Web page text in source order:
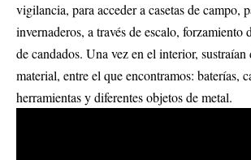
vigilancia, para acceder a casetas de campo,
invernaderos, a través de escalo, forzamiento
de candados. Una vez en el interior,
material, entre el que encontramos: baterías,
herramientas y diferentes objetos de metal.